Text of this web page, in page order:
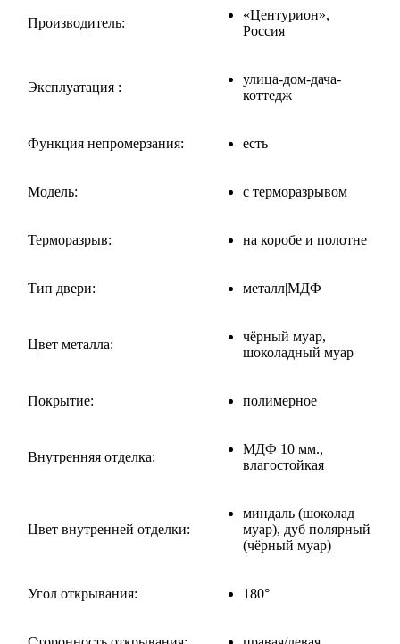
Производитель:
«Центурион»,
Россия
Эксплуатация :
улица-дом-дача-
коттедж
Функция непромерзания: есть
Модель: с терморазрывом
Терморазрыв: на коробе и полотне
Тип двери: металл|МДФ
Цвет металла:
чёрный муар,
шоколадный муар
Покрытие: полимерное
Внутренняя отделка:
МДФ 10 мм.,
влагостойкая
Цвет внутренней отделки:
миндаль (шоколад
муар), дуб полярный
(чёрный муар)
Угол открывания: 180°